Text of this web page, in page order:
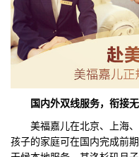
国内外双线服务，衔接
美福嘉儿在北京、上海、
孩子的家庭可在国内完成前